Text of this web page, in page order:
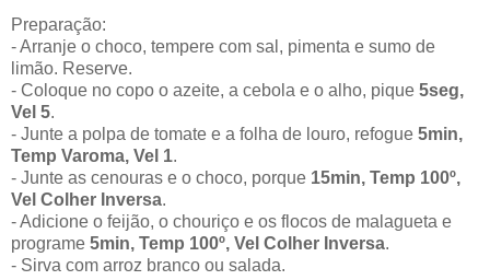
Preparação:
- Arranje o choco, tempere com sal, pimenta e sumo de
limão. Reserve.
- Coloque no copo o azeite, a cebola e o alho, pique 5seg,
Vel 5.
- Junte a polpa de tomate e a folha de louro, refogue 5min,
Temp Varoma, Vel 1.
- Junte as cenouras e o choco, porque 15min, Temp 100º,
Vel Colher Inversa.
- Adicione o feijão, o chouriço e os flocos de malagueta e
programe 5min, Temp 100º, Vel Colher Inversa.
- Sirva com arroz branco ou salada.